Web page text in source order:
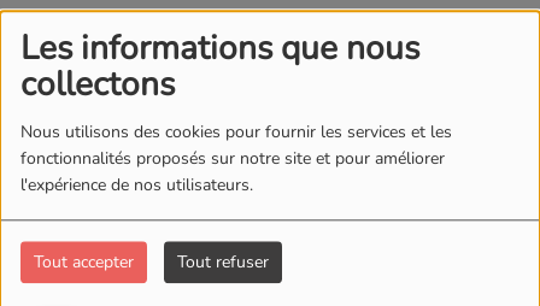
Les informations que nous
collectons
Nous utilisons des cookies pour fournir les services et les
fonctionnalités proposés sur notre site et pour améliorer
l'expérience de nos utilisateurs.
Tout accepter Tout refuser